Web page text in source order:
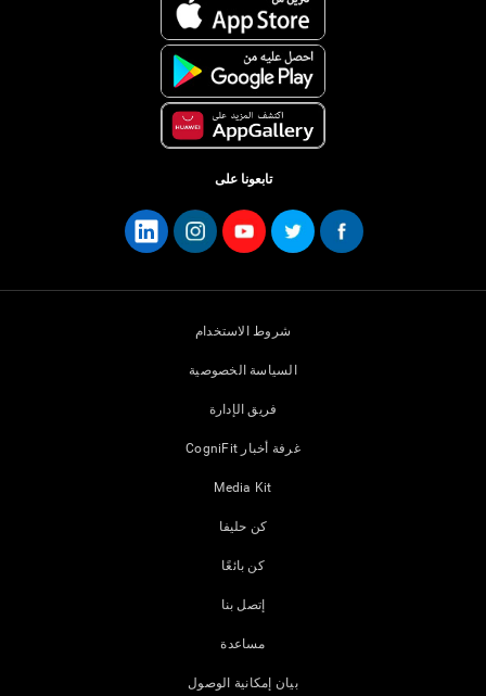
تابعونا على
شروط الاستخدام
السياسة الخصوصية
فريق الإدارة
غرفة أخبار CogniFit
Media Kit
كن حليفا
كن بائعًا
إتصل بنا
مساعدة
بيان إمكانية الوصول